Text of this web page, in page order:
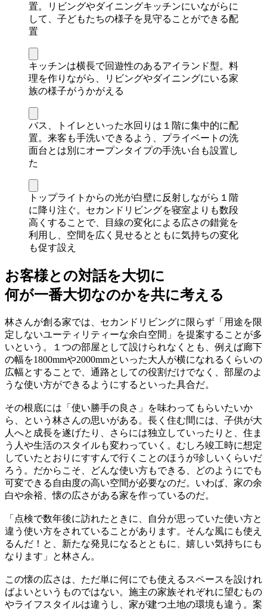
置。リビングやダイニングキッチンにいながらに
して、子どもたちの様子を見守ることができる配
置
キッチンは横長で回遊性のあるアイランド型。料
理を作りながら、リビングやダイニングにいる家
族の様子がうかがえる
バス、トイレといった水回りは１階に集中的に配
置。来客も手洗いできるよう、プライベートの洗
面台とは別にオープンタイプの手洗い台も設置し
た
トップライトからの光が白壁に反射しながら１階
に降り注ぐ。セカンドリビングを寝室よりも数段
高くすることで、目線の変化による広さの錯覚を
利用し、空間を広く見せるとともに気持ちの変化
も促す設え
お客様との対話を大切に
何が一番大切なのかを共に考える
林さんが創る家では、セカンドリビングに限らず「用途を限
定しないユーティリティーな余白空間」を提案することが多
いという。１つの部屋として設けられなくとも、例えば廊下
の幅を1800mmや2000mmといった大人が横になれるくらいの
広幅とすることで、通路としての役割だけでなく、部屋のよ
うな使い方ができるようにするといった具合だ。
その根底には「使い勝手の良さ」を味わってもらいたいか
ら、という林さんの思いがある。長く住む間には、子供が大
人へと成長を遂げたり、さらには独立していったりと、住ま
う人や生活のスタイルも変わっていく。むしろ竣工時に想定
していたとおりにすすんで行くことのほうが珍しいくらいだ
ろう。だからこそ、どんな使い方もできる、どのようにでも
可変できる自由度の高い空間が必要なのだ。いわば、家の余
白や余裕、懐の広さがある家を作っているのだ。
「点検で数年後に訪れたときに、自分が思っていた使い方と
違う使い方をされていることがあります。そんな風にも使え
るんだ！と、新たな発見になるとともに、嬉しい気持ちにも
なります」と林さん。
この懐の広さは、ただ単に何にでも使えるスペースを設けれ
ばよいというものではない。施主の家族それぞれに望むもの
やライフスタイルは違うし、家が建つ土地の環境も違う。案